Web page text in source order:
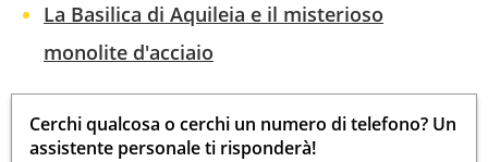
La Basilica di Aquileia e il misterioso
monolite d'acciaio
Cerchi qualcosa o cerchi un numero di telefono? Un
assistente personale ti risponderà!